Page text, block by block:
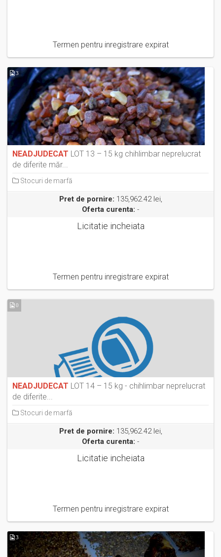
Termen pentru inregistrare expirat
3
NEADJUDECAT LOT 13 – 15 kg chihlimbar neprelucrat
de diferite măr...
Stocuri de marfă
Pret de pornire: 135,962.42 lei,
Oferta curenta: -
Licitatie incheiata
Termen pentru inregistrare expirat
0
NEADJUDECAT LOT 14 – 15 kg - chihlimbar neprelucrat
de diferite...
Stocuri de marfă
Pret de pornire: 135,962.42 lei,
Oferta curenta: -
Licitatie incheiata
Termen pentru inregistrare expirat
3